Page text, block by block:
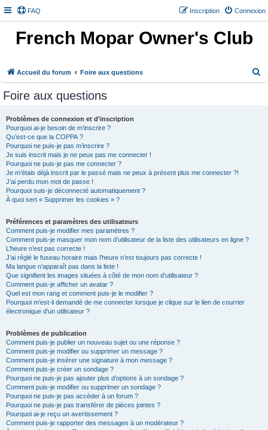
FAQ Connexion
Inscription
French Mopar Owner's Club
Accueil du forum Foire aux questions
Foire aux questions
Problèmes de connexion et d’inscription
Pourquoi ai-je besoin de m’inscrire ?
Qu’est-ce que la COPPA ?
Pourquoi ne puis-je pas m’inscrire ?
Je suis inscrit mais je ne peux pas me connecter !
Pourquoi ne puis-je pas me connecter ?
Je m’étais déjà inscrit par le passé mais ne peux à présent plus me connecter ?!
J’ai perdu mon mot de passe !
Pourquoi suis-je déconnecté automatiquement ?
À quoi sert « Supprimer les cookies » ?
Préférences et paramètres des utilisateurs
Comment puis-je modifier mes paramètres ?
Comment puis-je masquer mon nom d’utilisateur de la liste des utilisateurs en ligne ?
L’heure n’est pas correcte !
J’ai réglé le fuseau horaire mais l’heure n’est toujours pas correcte !
Ma langue n’apparaît pas dans la liste !
Que signifient les images situées à côté de mon nom d’utilisateur ?
Comment puis-je afficher un avatar ?
Quel est mon rang et comment puis-je le modifier ?
Pourquoi m’est-il demandé de me connecter lorsque je clique sur le lien de courrier
électronique d’un utilisateur ?
Problèmes de publication
Comment puis-je publier un nouveau sujet ou une réponse ?
Comment puis-je modifier ou supprimer un message ?
Comment puis-je insérer une signature à mon message ?
Comment puis-je créer un sondage ?
Pourquoi ne puis-je pas ajouter plus d’options à un sondage ?
Comment puis-je modifier ou supprimer un sondage ?
Pourquoi ne puis-je pas accéder à un forum ?
Pourquoi ne puis-je pas transférer de pièces jointes ?
Pourquoi ai-je reçu un avertissement ?
Comment puis-je rapporter des messages à un modérateur ?